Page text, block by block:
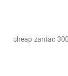
cheap zantac